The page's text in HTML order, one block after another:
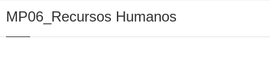
MP06_Recursos Humanos